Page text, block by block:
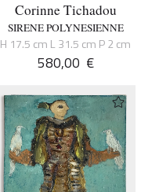
Corinne Tichadou
SIRENE POLYNESIENNE
H 17.5 cm L 31.5 cm P 2 cm
580,00 €